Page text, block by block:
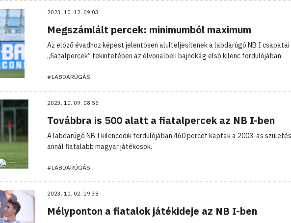
2023. 10. 12. 09:03
Megszámlált percek: minimumból maximum
Az előző évadhoz képest jelentősen alulteljesítenek a labdarúgó NB I csapatai
„fiatalpercek” tekintetében az élvonalbeli bajnokág első kilenc fordulójában.
#LABDARÚGÁS
2023. 10. 09. 08:55
Továbbra is 500 alatt a fiatalpercek az NB I-ben
A labdarúgó NB I kilencedik fordulójában 460 percet kaptak a 2003-as
annál fiatalabb magyar játékosok.
#LABDARÚGÁS
2023. 10. 02. 19:38
Mélyponton a fiatalok játékideje az NB I-ben